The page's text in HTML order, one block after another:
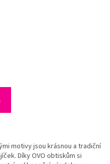
motivy jsou krásnou a tradiční
Díky OVO obtiskům si